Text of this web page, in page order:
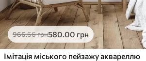
966.66грн580.00 грн
Імітація міського пейзажу аквареллю